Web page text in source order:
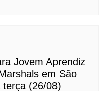
Jovem Aprendiz
em São
terça (26/08)